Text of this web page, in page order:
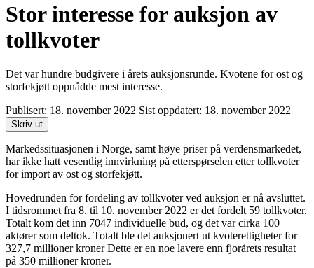
Stor interesse for auksjon av
tollkvoter
Det var hundre budgivere i årets auksjonsrunde. Kvotene for ost og
storfekjøtt oppnådde mest interesse.
Publisert: 18. november 2022 Sist oppdatert: 18. november 2022
Skriv ut
Markedssituasjonen i Norge, samt høye priser på verdensmarkedet,
har ikke hatt vesentlig innvirkning på etterspørselen etter tollkvoter
for import av ost og storfekjøtt.
Hovedrunden for fordeling av tollkvoter ved auksjon er nå avsluttet.
I tidsrommet fra 8. til 10. november 2022 er det fordelt 59 tollkvoter.
Totalt kom det inn 7047 individuelle bud, og det var cirka 100
aktører som deltok. Totalt ble det auksjonert ut kvoterettigheter for
327,7 millioner kroner Dette er en noe lavere enn fjorårets resultat
på 350 millioner kroner.